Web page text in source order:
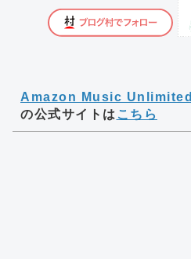
Amazon Music Unlimited
の公式サイトは こちら